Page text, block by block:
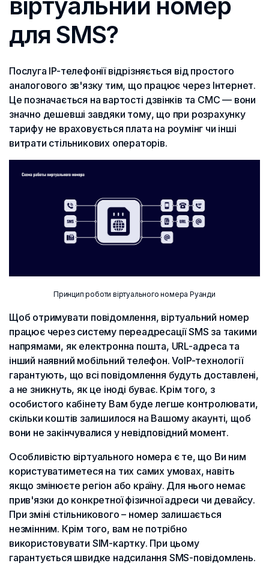
для SMS?
Послуга IP-телефонії відрізняється від простого
аналогового зв'язку тим, що працює через Інтернет.
Це позначається на вартості дзвінків та СМС — вони
значно дешевші завдяки тому, що при розрахунку
тарифу не враховується плата на роумінг чи інші
витрати стільникових операторів.
Принцип роботи віртуального номера Руанди
Щоб отримувати повідомлення, віртуальний номер
працює через систему переадресації SMS за такими
напрямами, як електронна пошта, URL-адреса та
інший наявний мобільний телефон. VoIP-технології
гарантують, що всі повідомлення будуть доставлені,
а не зникнуть, як це іноді буває. Крім того, з
особистого кабінету Вам буде легше контролювати,
скільки коштів залишилося на Вашому акаунті, щоб
вони не закінчувалися у невідповідний момент.
Особливістю віртуального номера є те, що Ви ним
користуватиметеся на тих самих умовах, навіть
якщо змінюєте регіон або країну. Для нього немає
прив'язки до конкретної фізичної адреси чи девайсу.
При зміні стільникового – номер залишається
незмінним. Крім того, вам не потрібно
використовувати SIM-картку. При цьому
гарантується швидке надсилання SMS-повідомлень.